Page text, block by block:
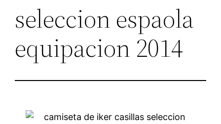
seleccion espaola
equipacion 2014